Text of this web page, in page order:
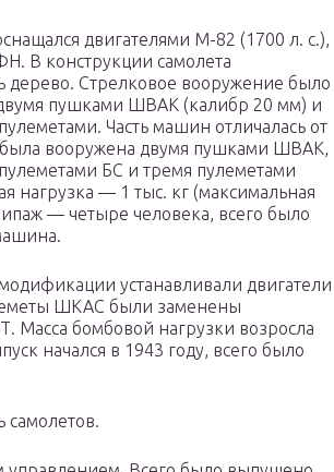
двигателями М-82 (1700 л. с.),
В конструкции самолета
дерево. Стрелковое вооружение было
пушками ШВАК (калибр 20 мм) и
Часть машин отличалась от
была вооружена двумя пушками ШВАК,
БС и тремя пулеметами
нагрузка — 1 тыс. кг (максимальная
— четыре человека, всего было
устанавливали двигатели
ШКАС были заменены
Масса бомбовой нагрузки возросла
начался в 1943 году, всего было
самолетов.